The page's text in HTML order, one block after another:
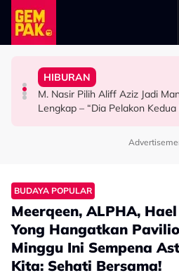
Skip to main content
HIBURAN
M. Nasir Pilih Aliff Aziz,
Mansur & Liu
HIBURAN
M. Nasir Pilih Aliff Aziz Jadi
Lengkap – “Dia Pelakon
GAYA HIDUP
Ramai Masih Bujang Bukan
HIBURAN
Impian Yusry Untuk Dikenali
“Bila Saya Cakap Dengan Lisa
BUDAYA POPULAR
Meerqeen, ALPHA,
Yong Hangatkan
Minggu Ini Sempena
Kita: Sehati Bersama!